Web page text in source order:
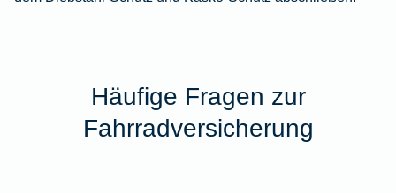
Häufige Fragen zur
Fahrradversicherung